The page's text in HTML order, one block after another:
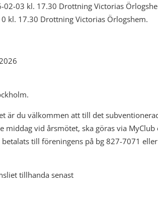
02-03 kl. 17.30 Drottning Victorias
kl. 17.30 Drottning Victorias Örlogshem.
du välkommen att till det
vid årsmötet, ska göras via MyClub
till föreningens på bg 827-7071
tillhanda senast